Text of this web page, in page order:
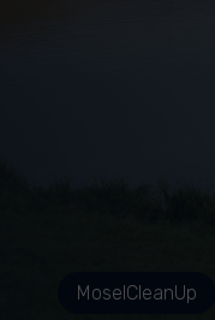
MoselCleanUp